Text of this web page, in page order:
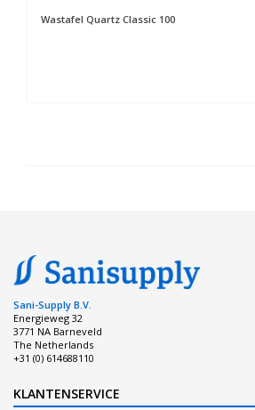
Wastafel Quartz Classic 100
Sani-Supply B.V.
Energieweg 32
3771 NA Barneveld
The Netherlands
+31 (0) 614688110
KLANTENSERVICE